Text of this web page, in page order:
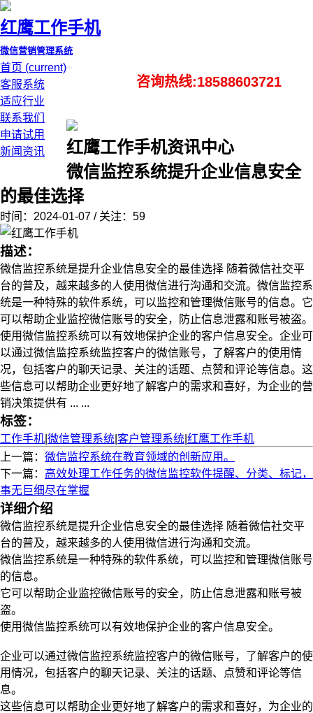
红鹰工作手机
微信营销管理系统
首页 (current)
客服系统
适应行业
联系我们
申请试用
新闻资讯
咨询热线:18588603721
红鹰工作手机资讯中心
微信监控系统提升企业信息安全
的最佳选择
时间：2024-01-07 / 关注：59
描述：
微信监控系统是提升企业信息安全的最佳选择 随着微信社交平
台的普及，越来越多的人使用微信进行沟通和交流。微信监控系
统是一种特殊的软件系统，可以监控和管理微信账号的信息。它
可以帮助企业监控微信账号的安全，防止信息泄露和账号被盗。
使用微信监控系统可以有效地保护企业的客户信息安全。企业可
以通过微信监控系统监控客户的微信账号，了解客户的使用情
况，包括客户的聊天记录、关注的话题、点赞和评论等信息。这
些信息可以帮助企业更好地了解客户的需求和喜好，为企业的营
销决策提供有 ... ...
标签：
工作手机 微信管理系统 客户管理系统 红鹰工作手机
上一篇： 微信监控系统在教育领域的创新应用。
下一篇： 高效处理工作任务的微信监控软件提醒、分类、标记，
事无巨细尽在掌握
详细介绍
微信监控系统是提升企业信息安全的最佳选择 随着微信社交平
台的普及，越来越多的人使用微信进行沟通和交流。
微信监控系统是一种特殊的软件系统，可以监控和管理微信账号
的信息。
它可以帮助企业监控微信账号的安全，防止信息泄露和账号被
盗。
使用微信监控系统可以有效地保护企业的客户信息安全。
企业可以通过微信监控系统监控客户的微信账号，了解客户的使
用情况，包括客户的聊天记录、关注的话题、点赞和评论等信
息。
这些信息可以帮助企业更好地了解客户的需求和喜好，为企业的